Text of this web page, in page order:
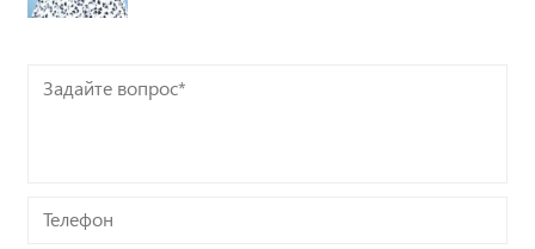
Задайте
Телефон